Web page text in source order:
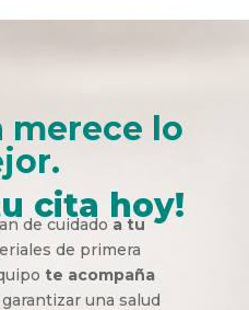
merece lo
cita hoy!
de cuidado a tu
de primera
te acompaña
garantizar una salud